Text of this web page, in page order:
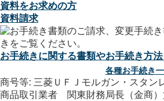
資料をお求めの方
資料請求
お手続きに関する書類やお手続き方
各種お手続き
商号等: 三菱ＵＦＪモルガン・スタ
商品取引業者 関東財務局長（金商